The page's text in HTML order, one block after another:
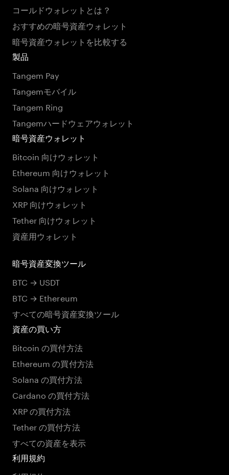
コールドウォレットとは？
おすすめの暗号資産ウォレット
暗号資産ウォレットを比較する
製品
Tangem Pay
Tangemモバイル
Tangem Ring
Tangemハードウェアウォレット
暗号資産ウォレット
Bitcoin 向けウォレット
Ethereum 向けウォレット
Solana 向けウォレット
XRP 向けウォレット
Tether 向けウォレット
資産用ウォレット
暗号資産変換ツール
BTC → USDT
BTC → Ethereum
すべての暗号資産変換ツール
資産の買い方
Bitcoin の買付方法
Ethereum の買付方法
Solana の買付方法
Cardano の買付方法
XRP の買付方法
Tether の買付方法
すべての資産を表示
利用規約